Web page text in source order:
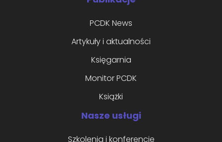
PCDK News
Artykuły i aktualności
Księgarnia
Monitor PCDK
Książki
Nasze usługi
Szkolenia i konferencje